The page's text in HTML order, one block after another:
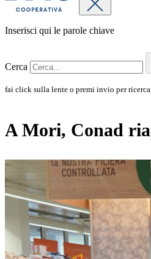
Inserisci qui le parole chiave
Cerca
fai click sulla lente o premi invio per
A Mori, Conad